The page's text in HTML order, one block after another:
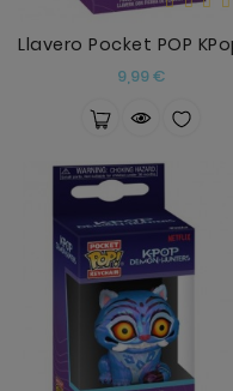
9,99 €Precio